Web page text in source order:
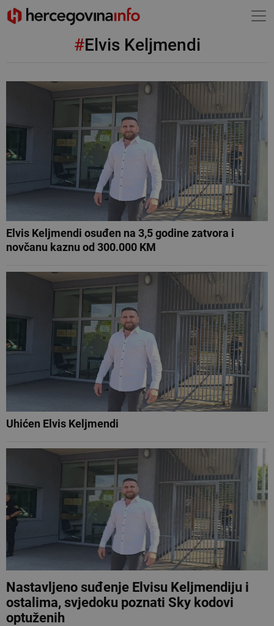
#Elvis Keljmendi
Elvis Keljmendi osuđen na 3,5 godine zatvora i
novčanu kaznu od 300.000 KM
Uhićen Elvis Keljmendi
Nastavljeno suđenje Elvisu Keljmendiju i
ostalima, svjedoku poznati Sky kodovi
optuženih